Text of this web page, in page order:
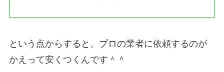
という点からすると、プロの業者に依頼するのが
かえって安くつくんです＾＾